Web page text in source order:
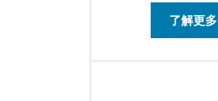
了解更多